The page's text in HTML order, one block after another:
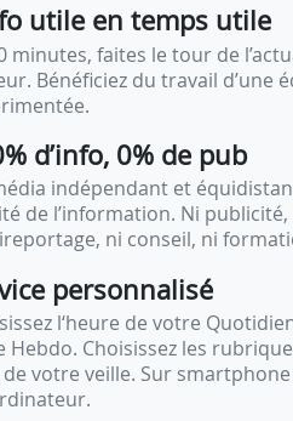
utile en temps utile
minutes, faites le tour de
Bénéficiez du travail d’une
d’info, 0% de pub
indépendant et
de l’information. Ni publicité,
ni conseil, ni
personnalisé
l‘heure de votre
Hebdo. Choisissez les
de votre veille. Sur